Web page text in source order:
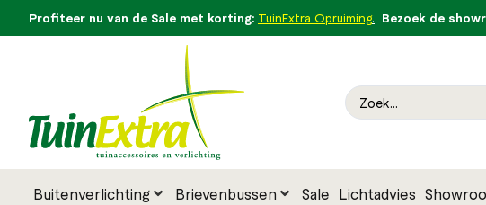
Profiteer nu van de Sale met korting: TuinExtra Opruiming. Bezoek de
Buitenverlichting Brievenbussen Sale Lichtadvies